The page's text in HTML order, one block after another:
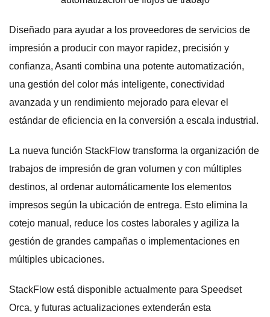
Diseñado para ayudar a los proveedores de servicios de
impresión a producir con mayor rapidez, precisión y
confianza, Asanti combina una potente automatización,
una gestión del color más inteligente, conectividad
avanzada y un rendimiento mejorado para elevar el
estándar de eficiencia en la conversión a escala industrial.
La nueva función StackFlow transforma la organización de
trabajos de impresión de gran volumen y con múltiples
destinos, al ordenar automáticamente los elementos
impresos según la ubicación de entrega. Esto elimina la
cotejo manual, reduce los costes laborales y agiliza la
gestión de grandes campañas o implementaciones en
múltiples ubicaciones.
StackFlow está disponible actualmente para Speedset
Orca, y futuras actualizaciones extenderán esta